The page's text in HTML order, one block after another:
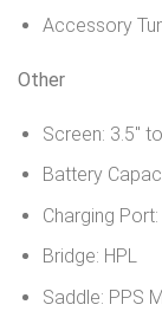
Accessory
Other
Screen: 3.5″
Battery
Charging
Bridge: HPL
Saddle: PPS